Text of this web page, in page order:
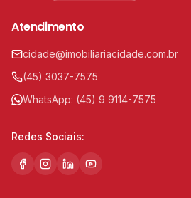
Atendimento
cidade@imobiliariacidade.com.br
(45) 3037-7575
WhatsApp: (45) 9 9114-7575
Redes Sociais: